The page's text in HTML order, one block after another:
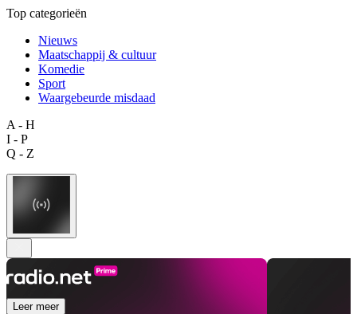
Top categorieën
Nieuws
Maatschappij & cultuur
Komedie
Sport
Waargebeurde misdaad
A - H
I - P
Q - Z
Leer meer